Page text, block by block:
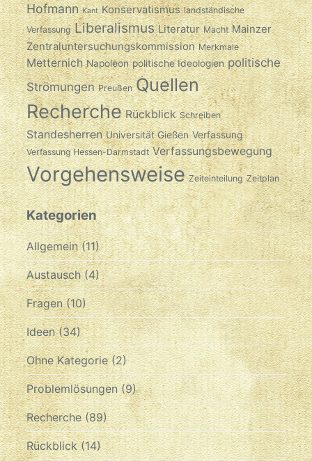
Hofmann Kant Konservatismus landständische
Verfassung Liberalismus Literatur Macht Mainzer
Zentraluntersuchungskommission Merkmale
Metternich Napoleon politische Ideologien politische
Strömungen Preußen Quellen
Recherche Rückblick Schreiben
Standesherren Universität Gießen Verfassung
Verfassung Hessen-Darmstadt Verfassungsbewegung
Vorgehensweise Zeiteinteilung Zeitplan
Kategorien
Allgemein(11)
Austausch(4)
Fragen(10)
Ideen(34)
Ohne Kategorie(2)
Problemlösungen(9)
Recherche(89)
Rückblick(14)